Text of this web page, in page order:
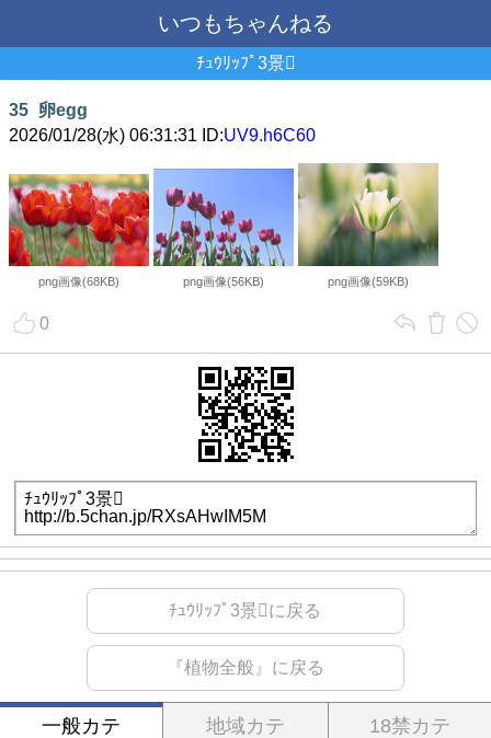
いつもちゃんねる
ﾁｭｳﾘｯﾌﾟ3景
35 卵egg
2026/01/28(水) 06:31:31 ID:UV9.h6C60
png画像(68KB) png画像(56KB) png画像(59KB)
0
ﾁｭｳﾘｯﾌﾟ3景に戻る
『植物全般』に戻る
一般カテ 地域カテ 18禁カテ